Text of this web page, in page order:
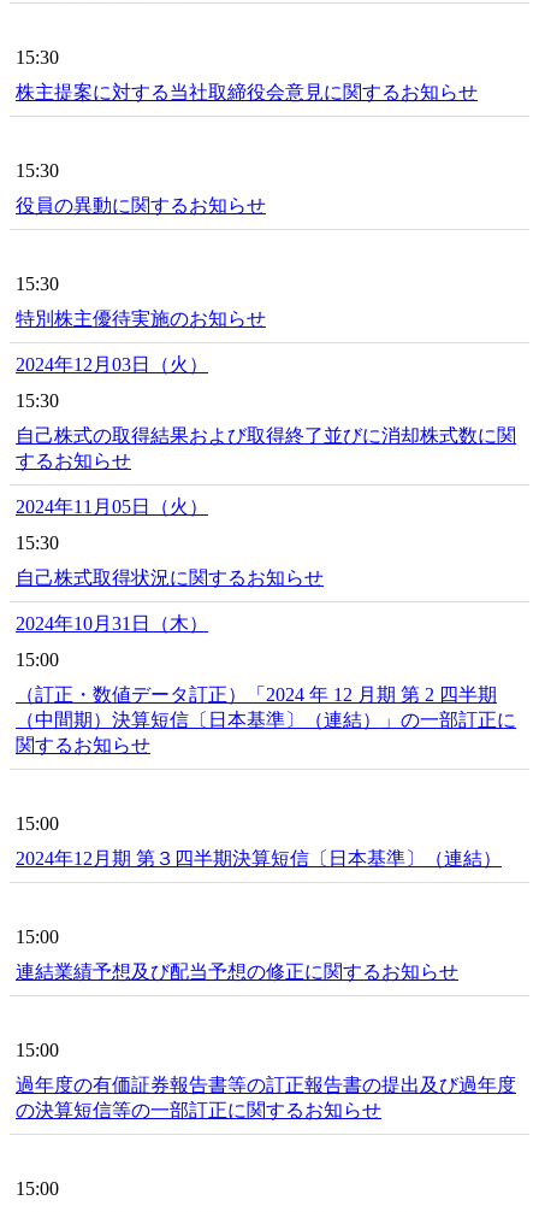
15:30
株主提案に対する当社取締役会意見に関するお知らせ
15:30
役員の異動に関するお知らせ
15:30
特別株主優待実施のお知らせ
2024年12月03日（火）
15:30
自己株式の取得結果および取得終了並びに消却株式数に関
するお知らせ
2024年11月05日（火）
15:30
自己株式取得状況に関するお知らせ
2024年10月31日（木）
15:00
（訂正・数値データ訂正）「2024 年 12 月期 第 2 四半期
（中間期）決算短信〔日本基準〕（連結）」の一部訂正に
関するお知らせ
15:00
2024年12月期 第３四半期決算短信〔日本基準〕（連結）
15:00
連結業績予想及び配当予想の修正に関するお知らせ
15:00
過年度の有価証券報告書等の訂正報告書の提出及び過年度
の決算短信等の一部訂正に関するお知らせ
15:00